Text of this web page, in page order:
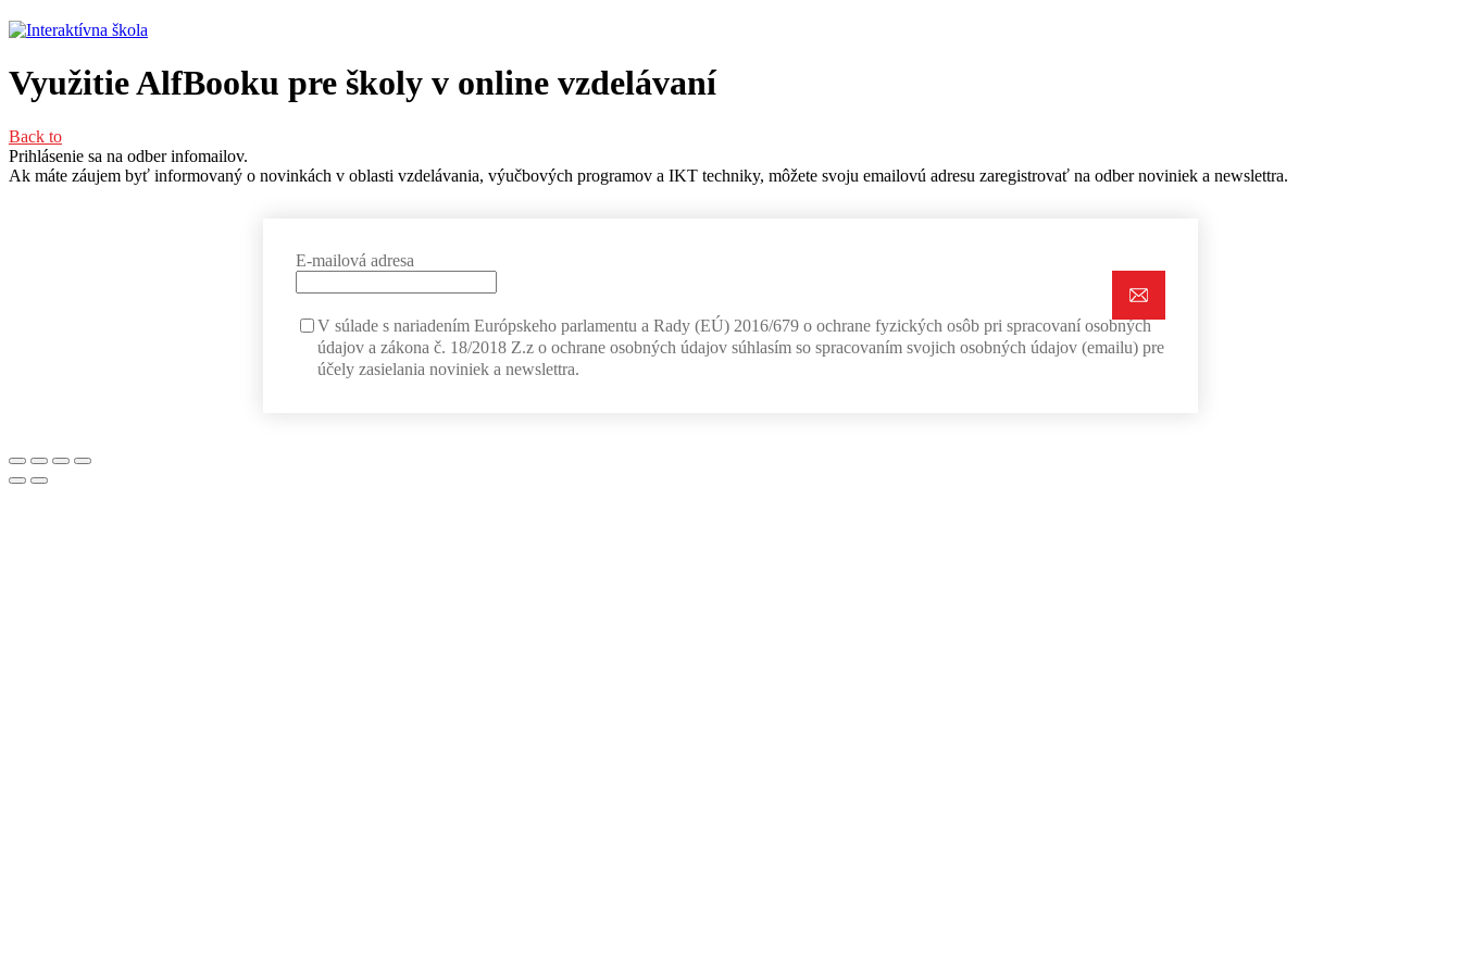
Využitie AlfBooku pre školy v online vzdelávaní
Back to
Prihlásenie sa na odber infomailov.
Ak máte záujem byť informovaný o novinkách v oblasti vzdelávania, výučbových programov a IKT techniky, môžete svoju emailovú adresu zaregistrovať na odber noviniek a newslettra.
E-mailová adresa
V súlade s nariadením Európskeho parlamentu a Rady (EÚ) 2016/679 o ochrane fyzických osôb pri spracovaní osobných
údajov a zákona č. 18/2018 Z.z o ochrane osobných údajov súhlasím so spracovaním svojich osobných údajov (emailu) pre
účely zasielania noviniek a newslettra.